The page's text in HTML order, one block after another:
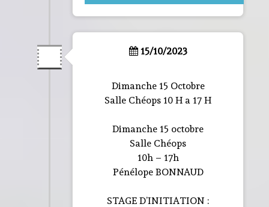
15/10/2023
Dimanche 15 Octobre
Salle Chéops 10 H a 17 H
Dimanche 15 octobre
Salle Chéops
10h – 17h
Pénélope BONNAUD
STAGE D’INITIATION :